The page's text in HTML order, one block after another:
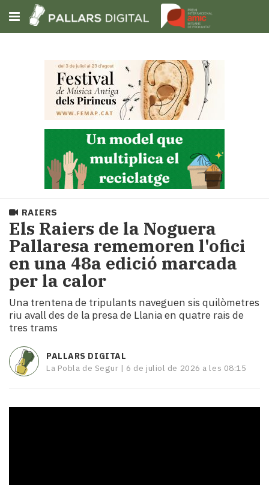
Subscriu-t'hi
Portada
Societat
Política
i
municipis
Economia
i
Cultura
Esports
Mai
tant!
TV
i
RAIERS
​Els Raiers de la Noguera
Pallaresa rememoren l'ofici
en una 48a edició marcada
per la calor
Una trentena de tripulants naveguen sis quilòmetres
riu avall des de la presa de Llania en quatre rais de
tres trams
PALLARS DIGITAL
La Pobla de Segur | 6 de juliol de 2026 a les 08:15